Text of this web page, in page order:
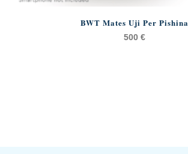
BWT Mates Uji Per Pishina
500 €